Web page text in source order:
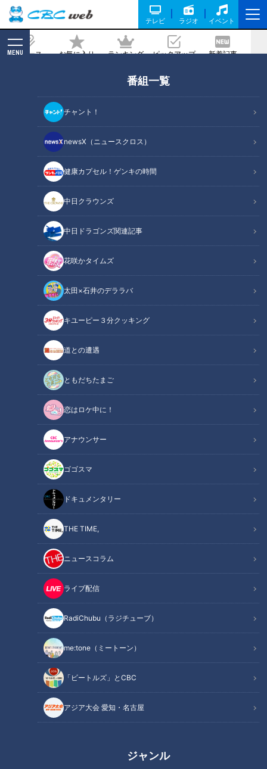
テレビ ラジオ イベント
ニュース お気に入り ランキング ピックアップ 新着記事
MENU
番組一覧
チャント！
newsX（ニュースクロス）
健康カプセル！ゲンキの時間
中日クラウンズ
中日ドラゴンズ関連記事
花咲かタイムズ
太田×石井のデララバ
キユーピー３分クッキング
道との遭遇
ともだちたまご
恋はロケ中に！
アナウンサー
ゴゴスマ
ドキュメンタリー
THE TIME,
ニュースコラム
ライブ配信
RadiChubu（ラジチューブ）
me:tone（ミートーン）
「ビートルズ」とCBC
アジア大会 愛知・名古屋
ジャンル
監督“腹のくくり方”にファンは注目
2024/09/02 18:55
「サンデードラゴンズ」より立浪和義監督(C)CBCテレビ
中日ドラゴンズ
ドラ検1級コラム
日本列島に上陸した台風１０号の影響で、夏休み最後のバンテ
リンドーム３連戦が中止になった。中日ドラゴンズにとって
は、ペナントレースも残り２３試合。球団史上初の２年連続最
下位という屈辱から、３年目での逆襲を狙った立浪和義監督だ
が、自力でのＡクラスは途絶え、４位の座すら厳しくなってい
る。これからの戦いは、竜の明日にとっても極めて重要だ。
（敬称略）
関連リンク
【動画】川越誠司がダイビングキャッチ！超絶
ファインプレイがこちら！【1分7秒～】
開幕後４月は単独首位
目先の勝利？将来への布石？
監督自らチーム強化へ
“切り札”立浪監督の思い
宏斗筆頭に個人タイトルを！
竜党はいつも夢を見たい
オススメ関連コンテンツ
２０２４年、オープン戦首位の勢いと共にシーズンに突入し、